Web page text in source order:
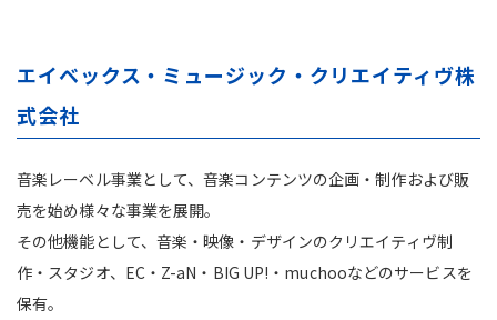
エイベックス・ミュージック・クリエイティヴ株
式会社
音楽レーベル事業として、音楽コンテンツの企画・制作および販
売を始め様々な事業を展開。
その他機能として、音楽・映像・デザインのクリエイティヴ制
作・スタジオ、EC・Z-aN・BIG UP!・muchooなどのサービスを
保有。